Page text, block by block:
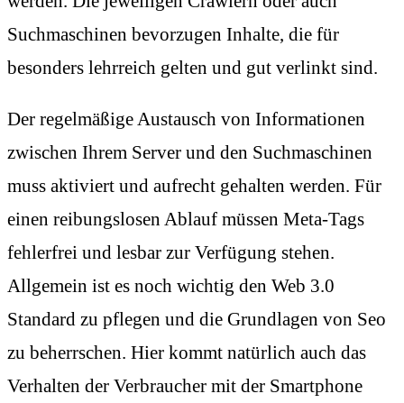
Suchmaschinen bevorzugen Inhalte, die für
besonders lehrreich gelten und gut verlinkt sind.
Der regelmäßige Austausch von Informationen
zwischen Ihrem Server und den Suchmaschinen
muss aktiviert und aufrecht gehalten werden. Für
einen reibungslosen Ablauf müssen Meta-Tags
fehlerfrei und lesbar zur Verfügung stehen.
Allgemein ist es noch wichtig den Web 3.0
Standard zu pflegen und die Grundlagen von Seo
zu beherrschen. Hier kommt natürlich auch das
Verhalten der Verbraucher mit der Smartphone